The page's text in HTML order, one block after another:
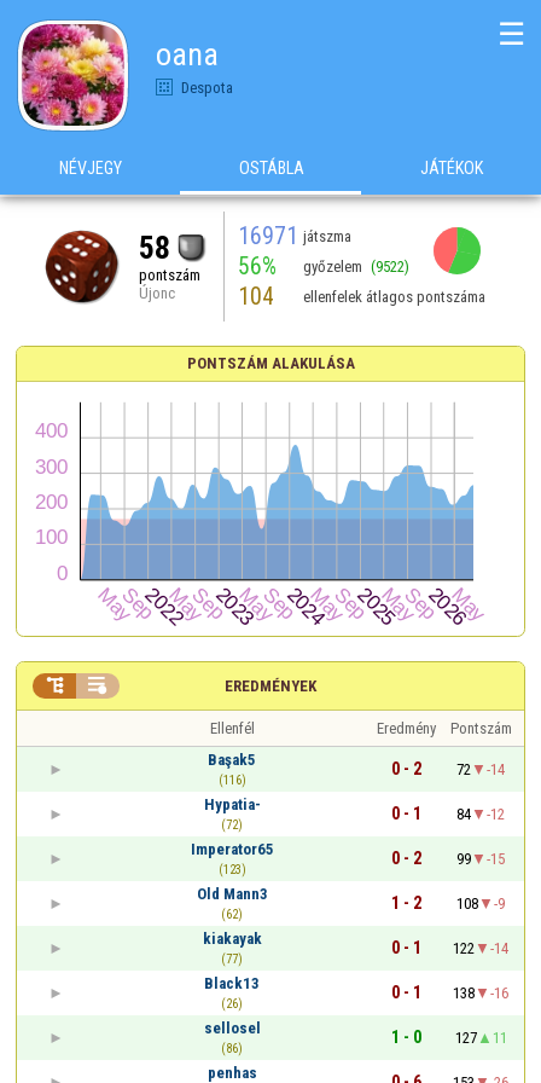
oana
Despota
☰
NÉVJEGY OSTÁBLA JÁTÉKOK
58
pontszám
Újonc
16971 játszma
56% győzelem (9522)
104 ellenfelek átlagos pontszáma
PONTSZÁM ALAKULÁSA
EREDMÉNYEK
 
Ellenfél Eredmény
Pontszám
Başak5
(116)
0 - 2 72
-14
Hypatia-
(72)
0 - 1 84
-12
Imperator65
(123)
0 - 2 99
-15
Old Mann3
(62)
1 - 2 108
-9
kiakayak
(77)
0 - 1 122
-14
Black13
(26)
0 - 1 138
-16
sellosel
(86)
1 - 0 127
11
penhas